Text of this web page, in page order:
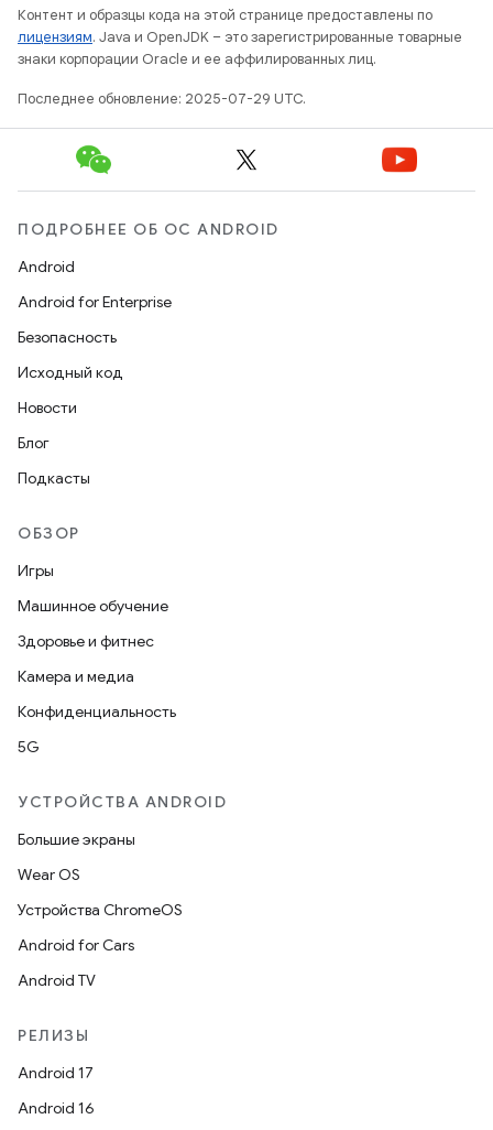
Контент и образцы кода на этой странице предоставлены по
лицензиям. Java и OpenJDK – это зарегистрированные товарные
знаки корпорации Oracle и ее аффилированных лиц.
Последнее обновление: 2025-07-29 UTC.
ПОДРОБНЕЕ ОБ ОС ANDROID
Android
Android for Enterprise
Безопасность
Исходный код
Новости
Блог
Подкасты
ОБЗОР
Игры
Машинное обучение
Здоровье и фитнес
Камера и медиа
Конфиденциальность
5G
УСТРОЙСТВА ANDROID
Большие экраны
Wear OS
Устройства ChromeOS
Android for Cars
Android TV
РЕЛИЗЫ
Android 17
Android 16